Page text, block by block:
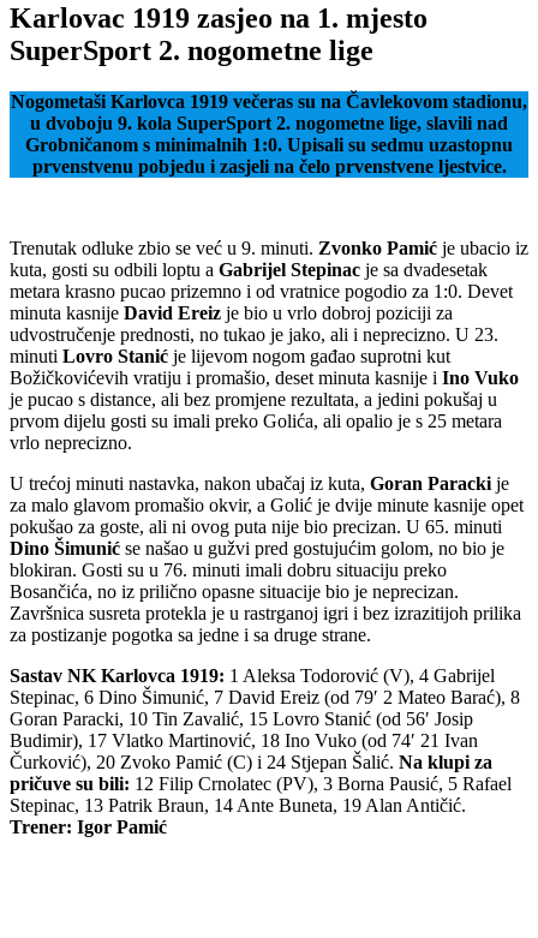
Karlovac 1919 zasjeo na 1. mjesto
SuperSport 2. nogometne lige
Nogometaši Karlovca 1919 večeras su na Čavlekovom stadionu,
u dvoboju 9. kola SuperSport 2. nogometne lige, slavili nad
Grobničanom s minimalnih 1:0. Upisali su sedmu uzastopnu
prvenstvenu pobjedu i zasjeli na čelo prvenstvene ljestvice.
Trenutak odluke zbio se već u 9. minuti. Zvonko Pamić je ubacio iz
kuta, gosti su odbili loptu a Gabrijel Stepinac je sa dvadesetak
metara krasno pucao prizemno i od vratnice pogodio za 1:0. Devet
minuta kasnije David Ereiz je bio u vrlo dobroj poziciji za
udvostručenje prednosti, no tukao je jako, ali i neprecizno. U 23.
minuti Lovro Stanić je lijevom nogom gađao suprotni kut
Božičkovićevih vratiju i promašio, deset minuta kasnije i Ino Vuko
je pucao s distance, ali bez promjene rezultata, a jedini pokušaj u
prvom dijelu gosti su imali preko Golića, ali opalio je s 25 metara
vrlo neprecizno.
U trećoj minuti nastavka, nakon ubačaj iz kuta, Goran Paracki je
za malo glavom promašio okvir, a Golić je dvije minute kasnije opet
pokušao za goste, ali ni ovog puta nije bio precizan. U 65. minuti
Dino Šimunić se našao u gužvi pred gostujućim golom, no bio je
blokiran. Gosti su u 76. minuti imali dobru situaciju preko
Bosančića, no iz prilično opasne situacije bio je neprecizan.
Završnica susreta protekla je u rastrganoj igri i bez izrazitijoh prilika
za postizanje pogotka sa jedne i sa druge strane.
Sastav NK Karlovca 1919: 1 Aleksa Todorović (V), 4 Gabrijel
Stepinac, 6 Dino Šimunić, 7 David Ereiz (od 79′ 2 Mateo Barać), 8
Goran Paracki, 10 Tin Zavalić, 15 Lovro Stanić (od 56′ Josip
Budimir), 17 Vlatko Martinović, 18 Ino Vuko (od 74′ 21 Ivan
Čurković), 20 Zvoko Pamić (C) i 24 Stjepan Šalić. Na klupi za
pričuve su bili: 12 Filip Crnolatec (PV), 3 Borna Pausić, 5 Rafael
Stepinac, 13 Patrik Braun, 14 Ante Buneta, 19 Alan Antičić.
Trener: Igor Pamić